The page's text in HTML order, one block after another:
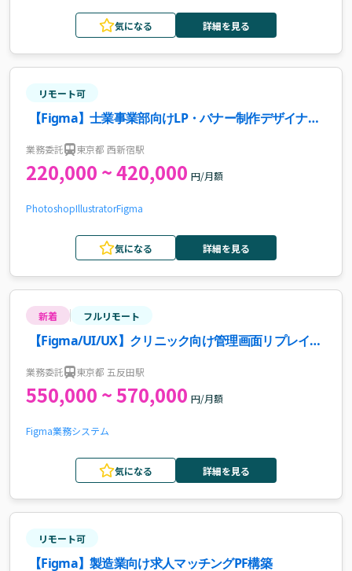
気になる 詳細を見る
リモート可
【Figma】士業事業部向けLP・バナー制作デザイナー
業務委託 東京都 西新宿駅
220,000 ~ 420,000 円/月額
PhotoshopIllustratorFigma
気になる 詳細を見る
新着 フルリモート
【Figma/UI/UX】クリニック向け管理画面リプレイス
業務委託 東京都 五反田駅
550,000 ~ 570,000 円/月額
Figma業務システム
気になる 詳細を見る
リモート可
【Figma】製造業向け求人マッチングPF構築